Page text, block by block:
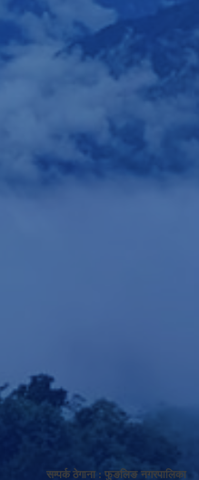
सम्पर्क ठेगाना : फुङलिङ नगरपालिका